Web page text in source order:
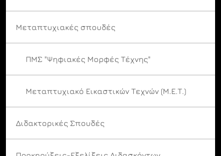
Μεταπτυχιακές σπουδές
ΠΜΣ "Ψηφιακές Μορφές Τέχνης"
Μεταπτυχιακό Εικαστικών Τεχνών (Μ.Ε.Τ.)
Διδακτορικές Σπουδές